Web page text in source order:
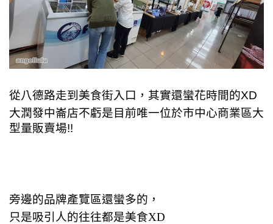
從八德路走到美食街入口，其實還蠻花時間的XD
大潤發中崙店不虧是目前唯一位於市中心商業區大
型量販賣場!!
旁邊的品牌產覽區還蠻多的，
只是吸引人的往往都是美食XD